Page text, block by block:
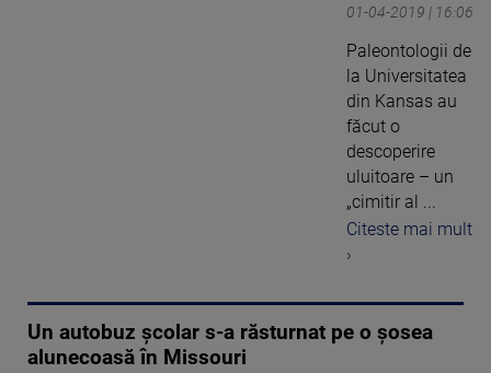
01-04-2019 | 16:06
Paleontologii de
la Universitatea
din Kansas au
făcut o
descoperire
uluitoare – un
„cimitir al ...
Citeste mai mult
›
Un autobuz școlar s-a răsturnat pe o șosea
alunecoasă în Missouri